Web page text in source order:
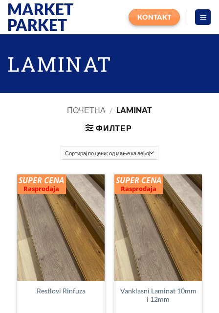
Прескочи
садржај
MARKET
PARKET
KONTAKT
LAMINAT
ПОЧЕТНА / LAMINAT
ФИЛТЕР
SUPER CENA
Rasprodaja
Restlovi Rinfuza
SUPER CENA
Rasprodaja
Vanklasni Laminat 10mm
i 12mm